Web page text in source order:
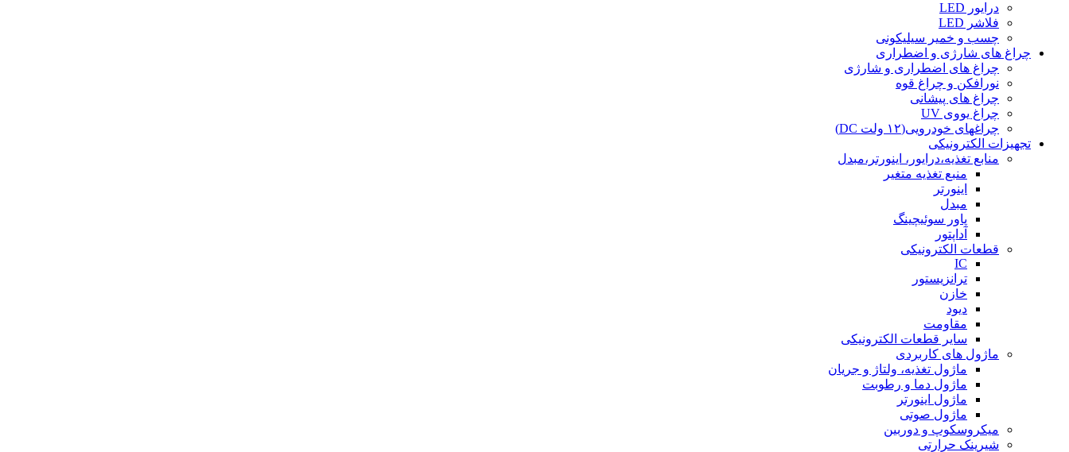
درایور LED
فلاشر LED
چسب و خمیر سیلیکونی
چراغ های شارژی و اضطراری
چراغ های اضطراری و شارژی
نورافکن و چراغ قوه
چراغ های پیشانی
چراغ یووی UV
چراغهای خودرویی(۱۲ ولت DC)
تجهیزات الکترونیکی
منابع تغذیه،درایور، اینورتر،مبدل
منبع تغذیه متغیر
اینورتر
مبدل
پاور سوئیچینگ
آداپتور
قطعات الکترونیکی
IC
ترانزیستور
خازن
دیود
مقاومت
سایر قطعات الکترونیکی
ماژول های کاربردی
ماژول تغذیه، ولتاژ و جریان
ماژول دما و رطوبت
ماژول اینورتر
ماژول صوتی
میکروسکوپ و دوربین
شیرینک حرارتی